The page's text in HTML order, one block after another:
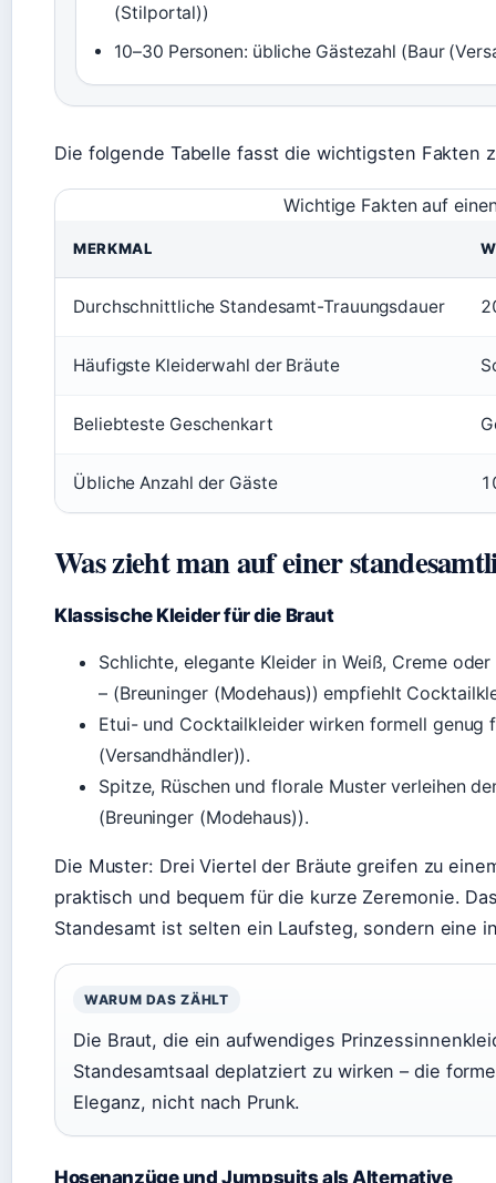
(Stilportal))
10–30 Personen: übliche Gästezahl (Baur
Die folgende Tabelle fasst die wichtigsten Fakten
Wichtige Fakten auf
MERKMAL
Durchschnittliche Standesamt-Trauungsdauer
Häufigste Kleiderwahl der Bräute
Beliebteste Geschenkart
Übliche Anzahl der Gäste
Was zieht man auf einer
Klassische Kleider für die Braut
Schlichte, elegante Kleider in Weiß, Creme
– (Breuninger (Modehaus)) empfiehlt
Etui- und Cocktailkleider wirken formell genug
(Versandhändler)).
Spitze, Rüschen und florale Muster verleihen
(Breuninger (Modehaus)).
Die Muster: Drei Viertel der Bräute greifen zu
praktisch und bequem für die kurze Zeremonie.
Standesamt ist selten ein Laufsteg, sondern eine
WARUM DAS ZÄHLT
Die Braut, die ein aufwendiges
Standesamtsaal deplatziert zu wirken – die
Eleganz, nicht nach Prunk.
Hosenanzüge und Jumpsuits als Alternative